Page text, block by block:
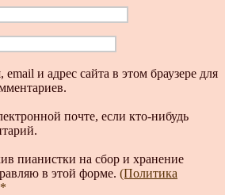
и адрес сайта в этом браузере для
почте, если кто-нибудь
пианистки на сбор и хранение
в этой форме. (Политика
*